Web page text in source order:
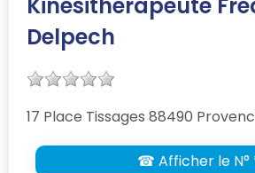
Kinésithérapeute
Delpech
17 Place Tissages 88490
☎ Afficher le N°